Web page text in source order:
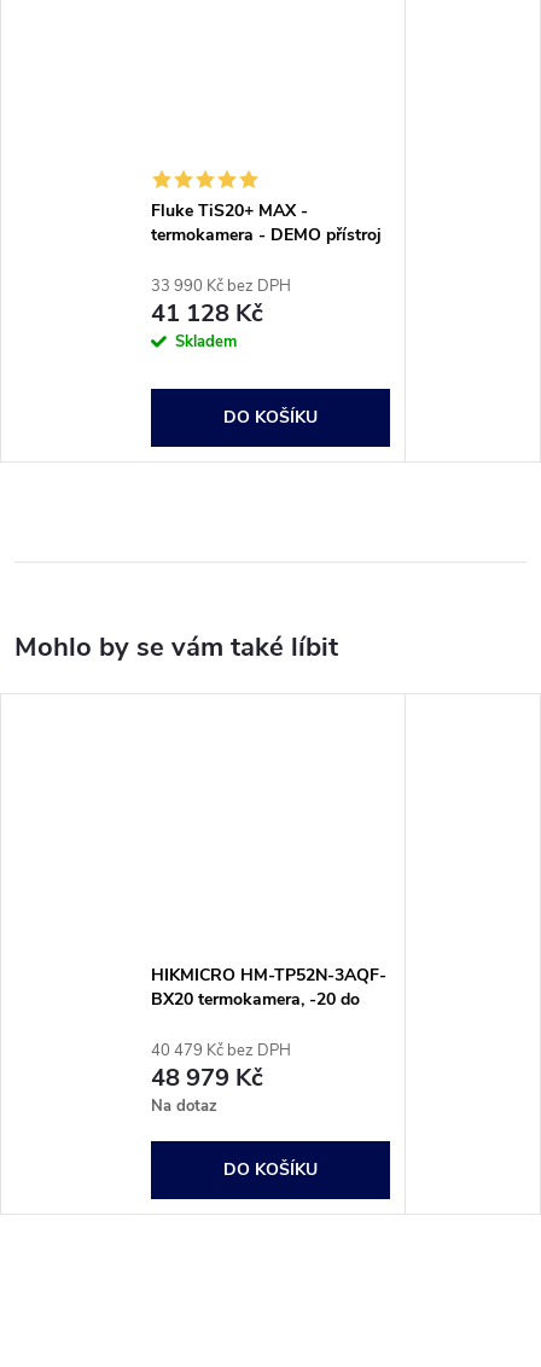
Fluke TiS20+ MAX -
termokamera - DEMO přístroj
33 990 Kč bez DPH
41 128 Kč
Skladem
DO KOŠÍKU
HIKMICRO HM-TP52N-3AQF-
BX20 termokamera, -20 do
3AQF-BX20
40 479 Kč bez DPH
48 979 Kč
Na dotaz
DO KOŠÍKU